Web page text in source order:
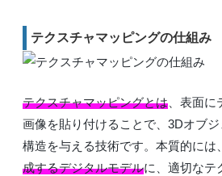
テクスチャマッピングの仕組み
テクスチャマッピングとは 、表面
画像を貼り付けることで、3Dオブ
構造を与える技術です。本質的には
成するデジタルモデルに、適切なテ